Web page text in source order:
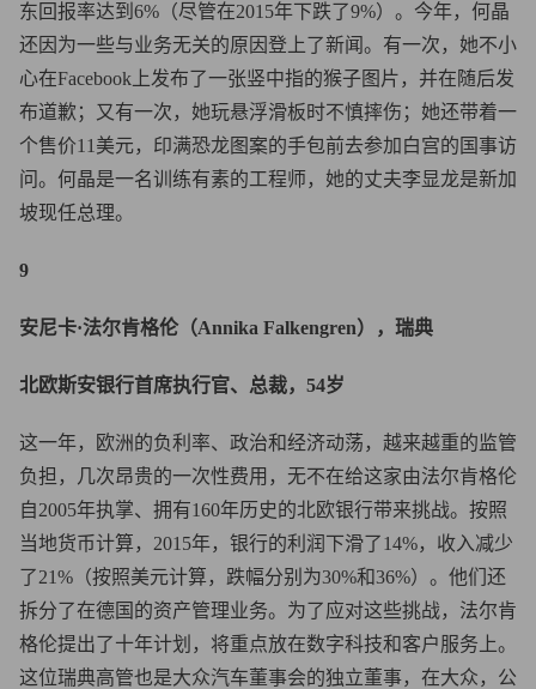
东回报率达到6%（尽管在2015年下跌了9%）。今年，何晶
还因为一些与业务无关的原因登上了新闻。有一次，她不小
心在Facebook上发布了一张竖中指的猴子图片，并在随后发
布道歉；又有一次，她玩悬浮滑板时不慎摔伤；她还带着一
个售价11美元，印满恐龙图案的手包前去参加白宫的国事访
问。何晶是一名训练有素的工程师，她的丈夫李显龙是新加
坡现任总理。
9
安尼卡·法尔肯格伦（Annika Falkengren），瑞典
北欧斯安银行首席执行官、总裁，54岁
这一年，欧洲的负利率、政治和经济动荡，越来越重的监管
负担，几次昂贵的一次性费用，无不在给这家由法尔肯格伦
自2005年执掌、拥有160年历史的北欧银行带来挑战。按照
当地货币计算，2015年，银行的利润下滑了14%，收入减少
了21%（按照美元计算，跌幅分别为30%和36%）。他们还
拆分了在德国的资产管理业务。为了应对这些挑战，法尔肯
格伦提出了十年计划，将重点放在数字科技和客户服务上。
这位瑞典高管也是大众汽车董事会的独立董事，在大众，公